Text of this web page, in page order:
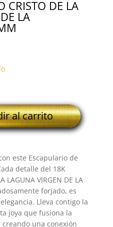
CRISTO DE LA
LA
al carrito
este Escapulario de
detalle del 18K
LAGUNA VIRGEN DE LA
forjado, es
Lleva contigo la
joya que fusiona la
una conexión